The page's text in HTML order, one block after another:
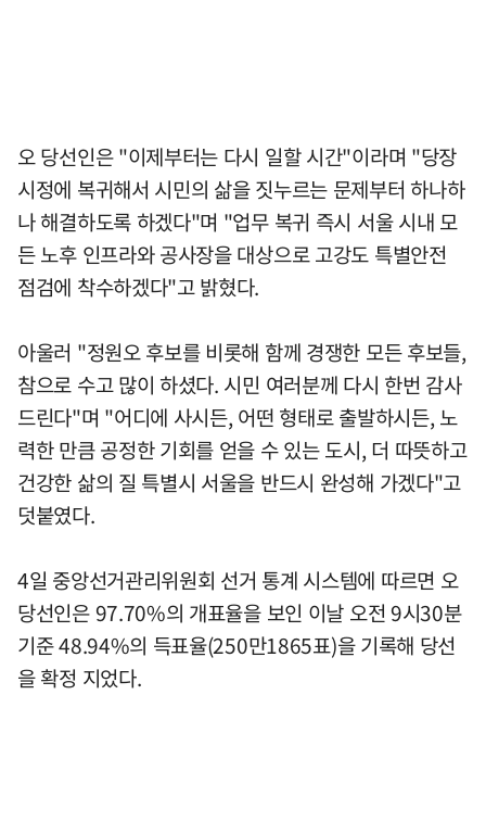
오 당선인은 "이제부터는 다시 일할 시간"이라며 "당장
시정에 복귀해서 시민의 삶을 짓누르는 문제부터 하나하
나 해결하도록 하겠다"며 "업무 복귀 즉시 서울 시내 모
든 노후 인프라와 공사장을 대상으로 고강도 특별안전
점검에 착수하겠다"고 밝혔다.
아울러 "정원오 후보를 비롯해 함께 경쟁한 모든 후보들,
참으로 수고 많이 하셨다. 시민 여러분께 다시 한번 감사
드린다"며 "어디에 사시든, 어떤 형태로 출발하시든, 노
력한 만큼 공정한 기회를 얻을 수 있는 도시, 더 따뜻하고
건강한 삶의 질 특별시 서울을 반드시 완성해 가겠다"고
덧붙였다.
4일 중앙선거관리위원회 선거 통계 시스템에 따르면 오
당선인은 97.70%의 개표율을 보인 이날 오전 9시30분
기준 48.94%의 득표율(250만1865표)을 기록해 당선
을 확정 지었다.